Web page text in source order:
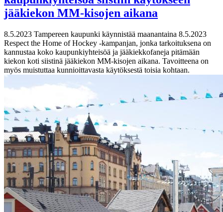
jääkiekon MM-kisojen aikana
8.5.2023 Tampereen kaupunki käynnistää maanantaina 8.5.2023
Respect the Home of Hockey -kampanjan, jonka tarkoituksena on
kannustaa koko kaupunkiyhteisöä ja jääkiekkofaneja pitämään
kiekon koti siistinä jääkiekon MM-kisojen aikana. Tavoitteena on
myös muistuttaa kunnioittavasta käytöksestä toisia kohtaan.